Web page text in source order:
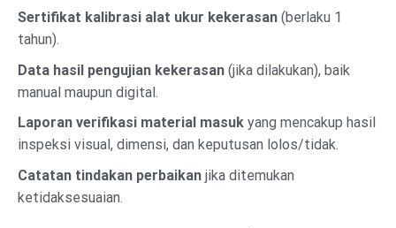
Sertifikat kalibrasi alat ukur kekerasan (berlaku 1
tahun).
Data hasil pengujian kekerasan (jika dilakukan), baik
manual maupun digital.
Laporan verifikasi material masuk yang mencakup hasil
inspeksi visual, dimensi, dan keputusan lolos/tidak.
Catatan tindakan perbaikan jika ditemukan
ketidaksesuaian.